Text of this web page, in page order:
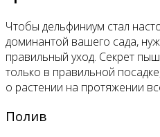
Чтобы дельфиниум стал
доминантой вашего сада,
правильный уход. Секрет
только в правильной
о растении на протяжении
Полив